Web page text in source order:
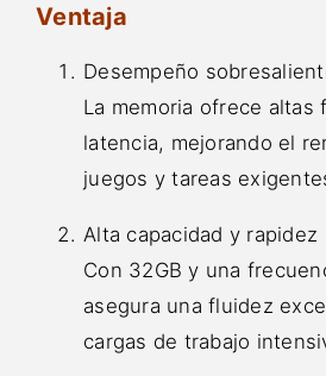
Ventaja
Desempeño
La memoria ofrece altas
latencia, mejorando el
juegos y tareas
Alta capacidad y rapidez
Con 32GB y una
asegura una fluidez
cargas de trabajo